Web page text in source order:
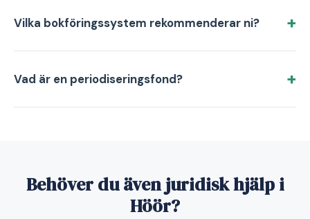
Vilka bokföringssystem rekommenderar ni?
Vad är en periodiseringsfond?
Behöver du även juridisk hjälp i
Höör?